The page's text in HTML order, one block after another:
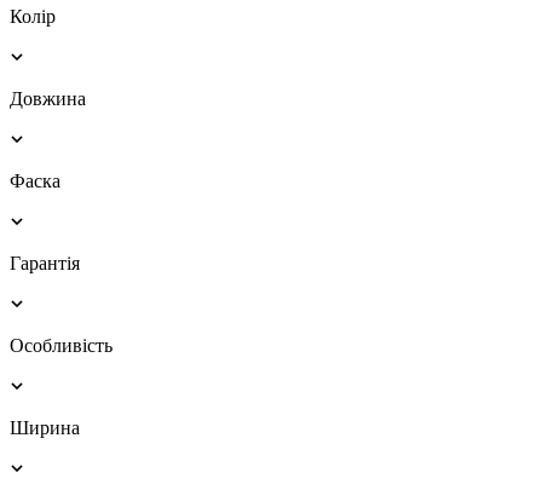
Колір
Довжина
Фаска
Гарантія
Особливість
Ширина